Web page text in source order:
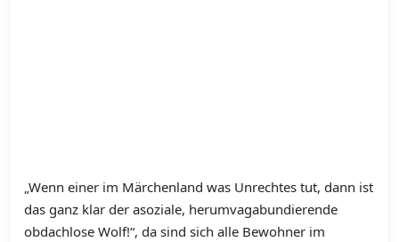
„Wenn einer im Märchenland was Unrechtes tut, dann ist
das ganz klar der asoziale, herumvagabundierende
obdachlose Wolf!“, da sind sich alle Bewohner im